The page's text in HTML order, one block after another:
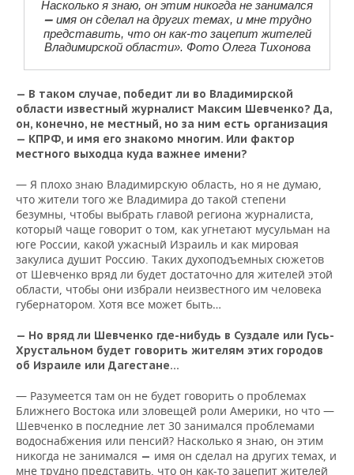
Насколько я знаю, он этим никогда не занимался
— имя он сделал на других темах, и мне трудно
представить, что он как-то зацепит жителей
Владимирской области». Фото Олега Тихонова
— В таком случае, победит ли во Владимирской
области известный журналист Максим Шевченко? Да,
он, конечно, не местный, но за ним есть организация
— КПРФ, и имя его знакомо многим. Или фактор
местного выходца куда важнее имени?
— Я плохо знаю Владимирскую область, но я не думаю,
что жители того же Владимира до такой степени
безумны, чтобы выбрать главой региона журналиста,
который чаще говорит о том, как угнетают мусульман на
юге России, какой ужасный Израиль и как мировая
закулиса душит Россию. Таких духоподъемных сюжетов
от Шевченко вряд ли будет достаточно для жителей этой
области, чтобы они избрали неизвестного им человека
губернатором. Хотя все может быть…
— Но вряд ли Шевченко где-нибудь в Суздале или Гусь-
Хрустальном будет говорить жителям этих городов
об Израиле или Дагестане…
— Разумеется там он не будет говорить о проблемах
Ближнего Востока или зловещей роли Америки, но что —
Шевченко в последние лет 30 занимался проблемами
водоснабжения или пенсий? Насколько я знаю, он этим
никогда не занимался — имя он сделал на других темах, и
мне трудно представить, что он как-то зацепит жителей